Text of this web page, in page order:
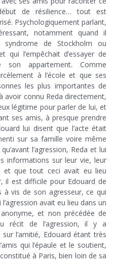
de résilience… tout est
Psychologiquement parlant,
notamment quand il
de Stockholm ou
l’empêchait d’essayer de
appartement. Comme
à l’école et que ses
les plus importantes de
avoir connu Reda directement,
légitime pour parler de lui, et
ses amis, à presque prendre
lui disent que l’acte était
sur sa famille voire même
l’agression, Reda et lui
informations sur leur vie, leur
et que tout ceci avait eu lieu
il est difficile pour Edouard de
vis de son agresseur, ce qui
avait eu lieu dans un
et non précédée de
récit de l’agression, il y a
l’amitié, Edouard étant très
qui l’épaule et le soutient,
à Paris, bien loin de sa